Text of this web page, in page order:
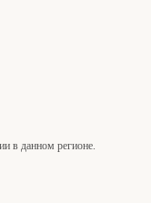
в данном регионе.